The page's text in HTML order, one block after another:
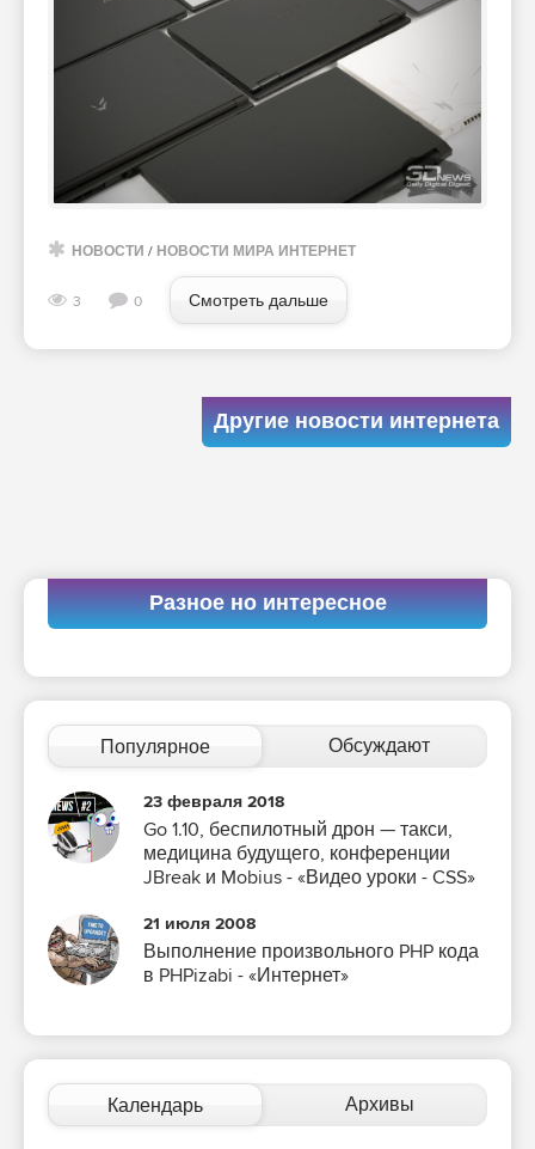
НОВОСТИ / НОВОСТИ МИРА ИНТЕРНЕТ
3 0 Смотреть дальше
Другие новости интернета
Разное но интересное
Популярное Обсуждают
23 февраля 2018
Go 1.10, беспилотный дрон — такси,
медицина будущего, конференции
JBreak и Mobius - «Видео уроки - CSS»
21 июля 2008
Выполнение произвольного PHP кода
в PHPizabi - «Интернет»
Календарь Архивы